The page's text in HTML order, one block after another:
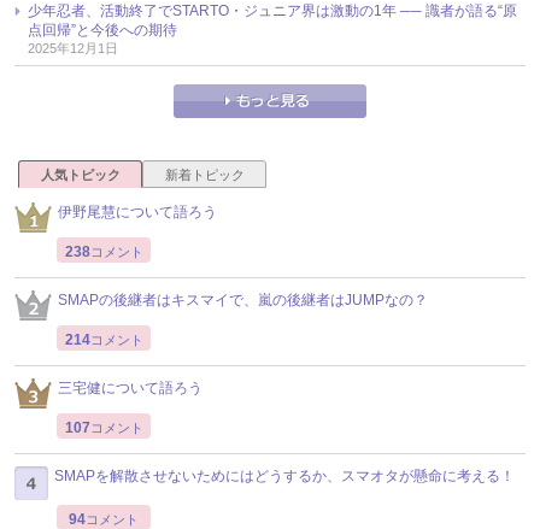
少年忍者、活動終了でSTARTO・ジュニア界は激動の1年 ── 識者が語る“原
点回帰”と今後への期待
2025年12月1日
人気トピック 新着トピック
伊野尾慧について語ろう
238コメント
SMAPの後継者はキスマイで、嵐の後継者はJUMPなの？
214コメント
三宅健について語ろう
107 コメント
SMAPを解散させないためにはどうするか、スマオタが懸命に考える！
94コメント